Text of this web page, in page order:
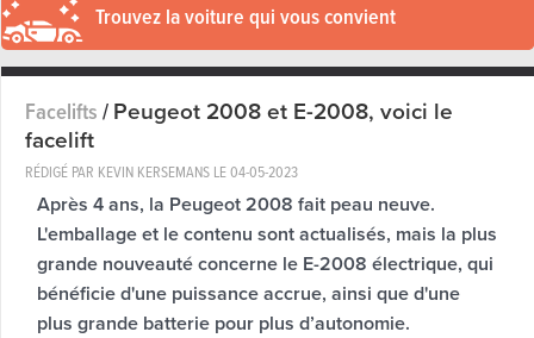
Trouvez la voiture qui vous convient
Facelifts/Peugeot 2008 et E-2008, voici le
facelift
RÉDIGÉ PAR KEVIN KERSEMANS LE04-05-2023
Après 4 ans, la Peugeot 2008 fait peau neuve.
L'emballage et le contenu sont actualisés, mais la plus
grande nouveauté concerne le E-2008 électrique, qui
bénéficie d'une puissance accrue, ainsi que d'une
plus grande batterie pour plus d’autonomie.